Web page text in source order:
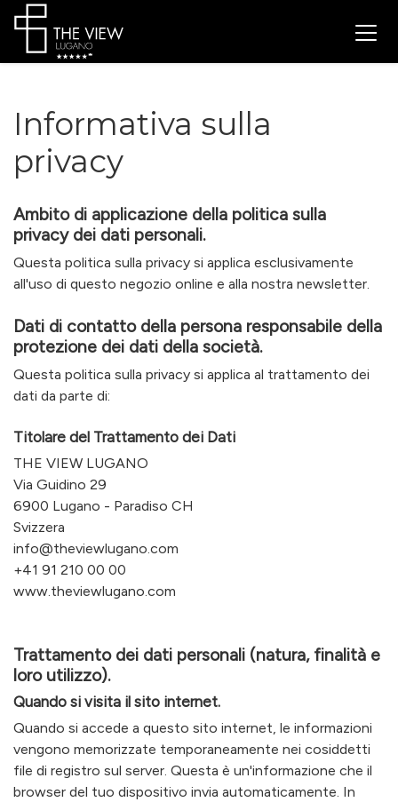
Informativa sulla
privacy
Ambito di applicazione della politica sulla
privacy dei dati personali.
Questa politica sulla privacy si applica esclusivamente
all'uso di questo negozio online e alla nostra newsletter.
Dati di contatto della persona responsabile della
protezione dei dati della società.
Questa politica sulla privacy si applica al trattamento dei
dati da parte di:
Titolare del Trattamento dei Dati
THE VIEW LUGANO
Via Guidino 29
6900 Lugano - Paradiso CH
Svizzera
info@theviewlugano.com
+41 91 210 00 00
www.theviewlugano.com
Trattamento dei dati personali (natura, finalità e
loro utilizzo).
Quando si visita il sito internet.
Quando si accede a questo sito internet, le informazioni
vengono memorizzate temporaneamente nei cosiddetti
file di registro sul server. Questa è un'informazione che il
browser del tuo dispositivo invia automaticamente. In